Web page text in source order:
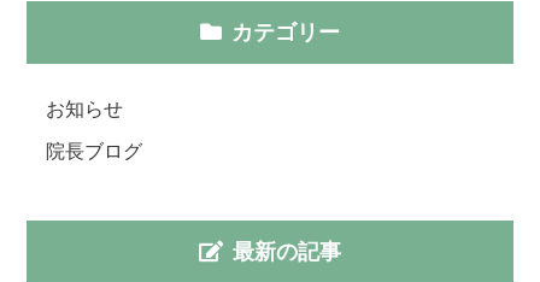
カテゴリー
お知らせ
院長ブログ
最新の記事